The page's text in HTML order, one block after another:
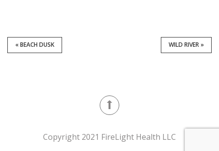
« BEACH DUSK WILD RIVER »
Copyright 2021 FireLight Health LLC